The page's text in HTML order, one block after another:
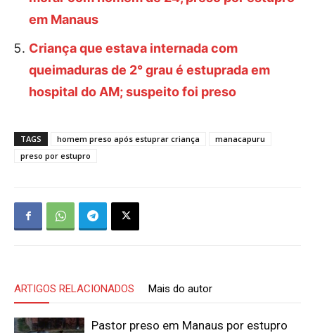
em Manaus
Criança que estava internada com
queimaduras de 2° grau é estuprada em
hospital do AM; suspeito foi preso
TAGS homem preso após estuprar criança
manacapuru
preso por estupro
ARTIGOS RELACIONADOS Mais do autor
Pastor preso em Manaus por estupro